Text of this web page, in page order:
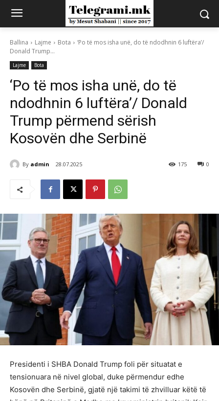
Ballina Lajme Bota
‘Po të mos isha unë, do të ndodhnin 6 luftëra’/
Donald Trump...
Lajme Bota
‘Po të mos isha unë, do të
ndodhnin 6 luftëra’/ Donald
Trump përmend sërish
Kosovën dhe Serbinë
By admin 28.07.2025 0
175
Presidenti i SHBA Donald Trump foli për situatat e
tensionuara në nivel global, duke përmendur edhe
Kosovën dhe Serbinë, gjatë një takimi të zhvilluar këtë të